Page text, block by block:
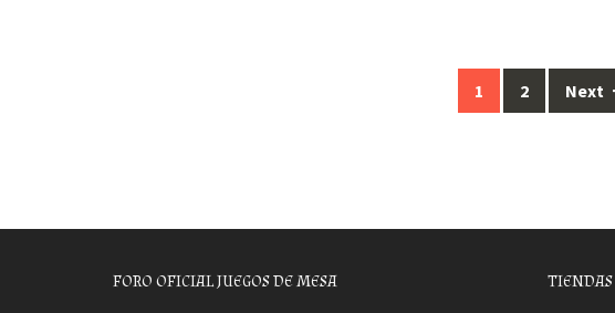
1 2 Next
FORO OFICIAL JUEGOS DE MESA TIENDAS